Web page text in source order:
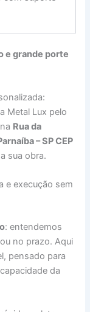
e grande porte
Metal Lux pelo
Rua da
– SP CEP
sua obra.
e execução sem
: entendemos
no prazo. Aqui
pensado para
da